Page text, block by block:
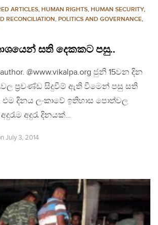
ARTICLES, HUMAN RIGHTS, HUMAN SECURITY,
RECONCILIATION, POLITICS AND GOVERNANCE,
සති දෙකකට පසු..
@www.vikalpa.org ජුනි 15වන දින
ප්‍රචණ්ඩ සිදුවීම් ඇති වීමෙන් පසු සති
දිනය ලංකාවේ ඉතිහාස පොත්වල
අදුරැ දිනයක්…
July 3, 2014